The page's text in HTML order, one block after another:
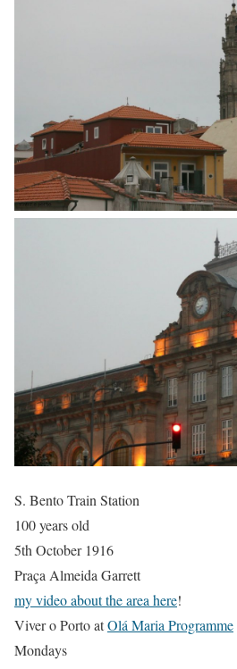
S. Bento Train Station
100 years old
5th October 1916
Praça Almeida Garrett
my video about the area here!
Viver o Porto atOlá Maria Programme
Mondays